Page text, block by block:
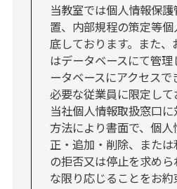
当教室では個人情報保
置、内部規程の策定等
底しております。また
はデータベースにて管
ータベースにアクセス
必要な従業員に限定し
当社個人情報取扱窓口
方法により書面で、個
正・追加・削除、また
の拒否又は停止を求め
な限り応じることをお